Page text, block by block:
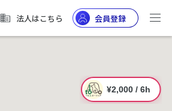
法人はこちら 会員登録